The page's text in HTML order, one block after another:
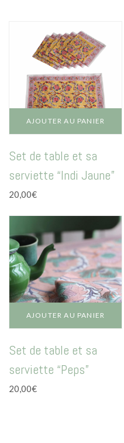
Kimonos
Blouses et jupes
Sacs en Kantha
Pochettes ordinateur
Objets déco
Thème
La vie en vert
La vie en bleu
Carte cadeau
AJOUTER AU PANIER
Set de table et sa
serviette “Indi Jaune”
20,00€
AJOUTER AU PANIER
Set de table et sa
serviette “Peps”
20,00€